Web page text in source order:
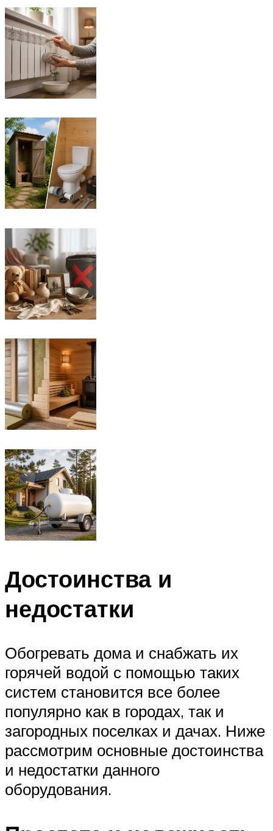
Достоинства и
недостатки
Обогревать дома и снабжать их
горячей водой с помощью таких
систем становится все более
популярно как в городах, так и
загородных поселках и дачах. Ниже
рассмотрим основные достоинства
и недостатки данного
оборудования.